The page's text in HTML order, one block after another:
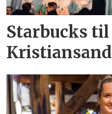
Starbucks til
Kristiansand